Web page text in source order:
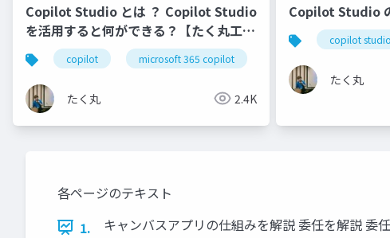
Copilot Studio とは ？ Copilot Studio
を活用すると何ができる？【たく丸工
房】
copilot microsoft 365 copilot
たく丸 2.4K
Copilot Studio
copilot studio
たく丸
各ページのテキスト
1.
キャンバスアプリの仕組みを解説 委任を解説 委